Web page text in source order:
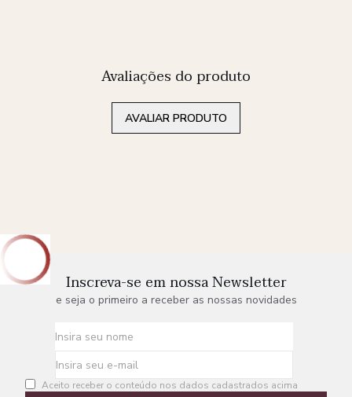
Avaliações do produto
AVALIAR PRODUTO
Inscreva-se em nossa Newsletter
e seja o primeiro a receber as nossas novidades
Aceito receber o conteúdo nos dados cadastrados acima